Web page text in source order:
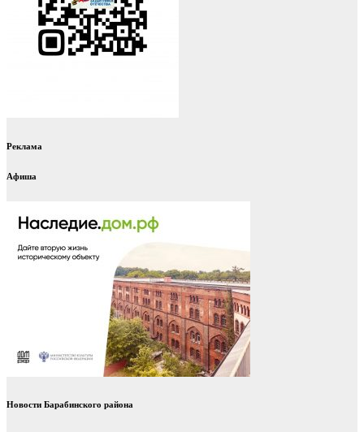
Реклама
Афиша
Новости Барабинского района